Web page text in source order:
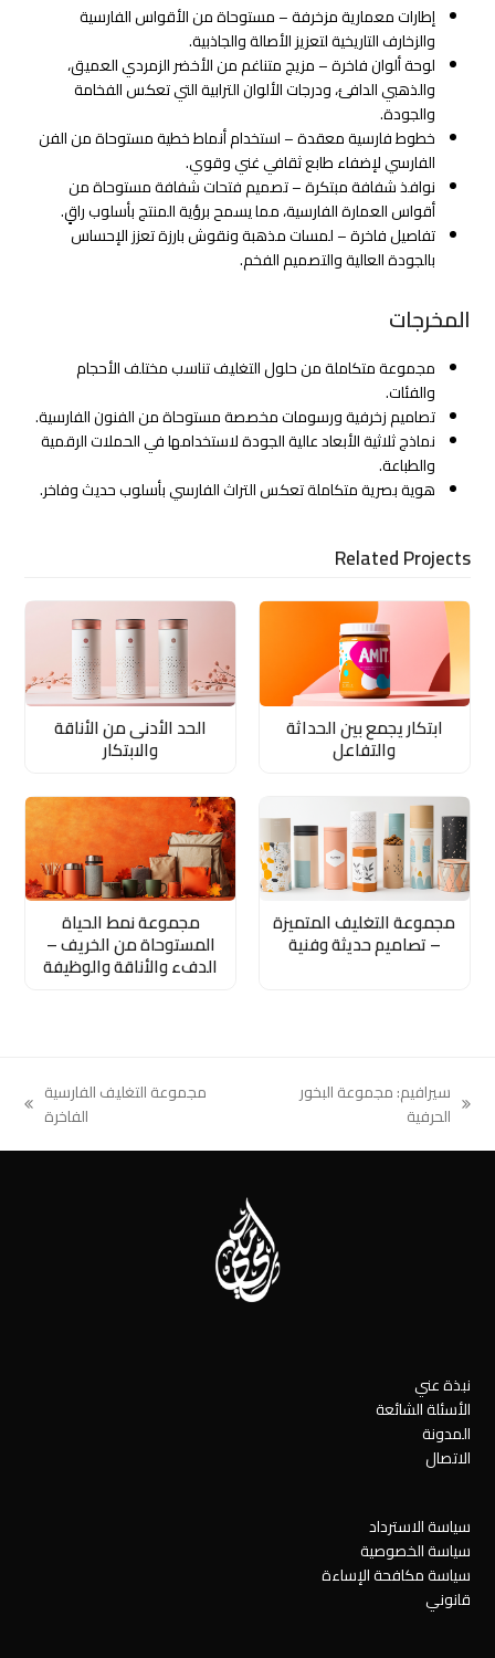
إطارات معمارية مزخرفة – مستوحاة من الأقواس الفارسية
والزخارف التاريخية لتعزيز الأصالة والجاذبية.
لوحة ألوان فاخرة – مزيج متناغم من الأخضر الزمردي العميق،
والذهبي الدافئ، ودرجات الألوان الترابية التي تعكس الفخامة
والجودة.
خطوط فارسية معقدة – استخدام أنماط خطية مستوحاة من الفن
الفارسي لإضفاء طابع ثقافي غني وقوي.
نوافذ شفافة مبتكرة – تصميم فتحات شفافة مستوحاة من
أقواس العمارة الفارسية، مما يسمح برؤية المنتج بأسلوب راقٍ.
تفاصيل فاخرة – لمسات مذهبة ونقوش بارزة تعزز الإحساس
بالجودة العالية والتصميم الفخم.
المخرجات
مجموعة متكاملة من حلول التغليف تناسب مختلف الأحجام
والفئات.
تصاميم زخرفية ورسومات مخصصة مستوحاة من الفنون الفارسية.
نماذج ثلاثية الأبعاد عالية الجودة لاستخدامها في الحملات الرقمية
والطباعة.
هوية بصرية متكاملة تعكس التراث الفارسي بأسلوب حديث وفاخر.
Related Projects
ابتكار يجمع بين الحداثة
والتفاعل
الحد الأدنى من الأناقة
والابتكار
مجموعة التغليف المتميزة
– تصاميم حديثة وفنية
مجموعة نمط الحياة
المستوحاة من الخريف –
الدفء والأناقة والوظيفة
previous
سيرافيم: مجموعة البخور
الحرفية
مجموعة التغليف الفارسية
الفاخرة
نبذة عني
الأسئلة الشائعة
المدونة
الاتصال
سياسة الاسترداد
سياسة الخصوصية
سياسة مكافحة الإساءة
قانوني